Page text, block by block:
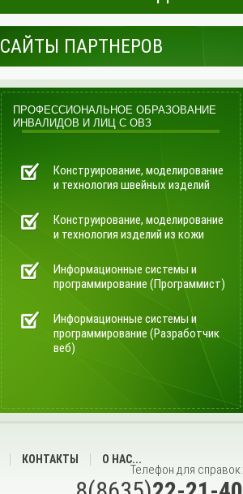
САЙТЫ ПАРТНЕРОВ
ПРОФЕССИОНАЛЬНОЕ ОБРАЗОВАНИЕ
ИНВАЛИДОВ И ЛИЦ С ОВЗ
Конструирование, моделирование
и технология швейных изделий
Конструирование, моделирование
и технология изделий из кожи
Информационные системы и
программирование (Программист)
Информационные системы и
программирование (Разработчик
веб)
КОНТАКТЫ О НАС...
Телефон для справок: